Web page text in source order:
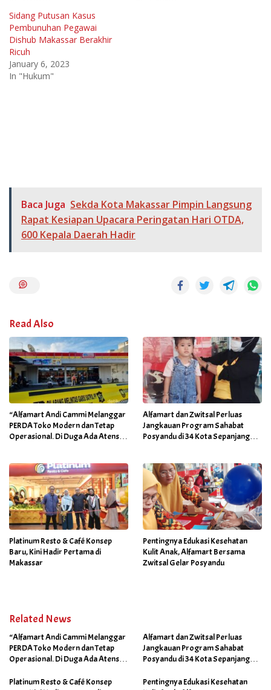
Sidang Putusan Kasus
Pembunuhan Pegawai
Dishub Makassar Berakhir
Ricuh
January 6, 2023
In "Hukum"
Baca Juga Sekda Kota Makassar Pimpin Langsung
Rapat Kesiapan Upacara Peringatan Hari OTDA,
600 Kepala Daerah Hadir
Read Also
“Alfamart Andi Cammi Melanggar
PERDA Toko Modern dan Tetap
Operasional. Di Duga Ada Atensi
Alfamart dan Zwitsal Perluas
Jangkauan Program Sahabat
Posyandu di 34 Kota Sepanjang
Platinum Resto & Café Konsep
Baru, Kini Hadir Pertama di
Makassar
Pentingnya Edukasi Kesehatan
Kulit Anak, Alfamart Bersama
Zwitsal Gelar Posyandu
Related News
“Alfamart Andi Cammi Melanggar
PERDA Toko Modern dan Tetap
Operasional. Di Duga Ada Atensi
Alfamart dan Zwitsal Perluas
Jangkauan Program Sahabat
Posyandu di 34 Kota Sepanjang
Platinum Resto & Café Konsep
Pentingnya Edukasi Kesehatan